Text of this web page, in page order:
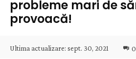
probleme mari de
provoacă!
Ultima actualizare: sept. 30, 2021 0